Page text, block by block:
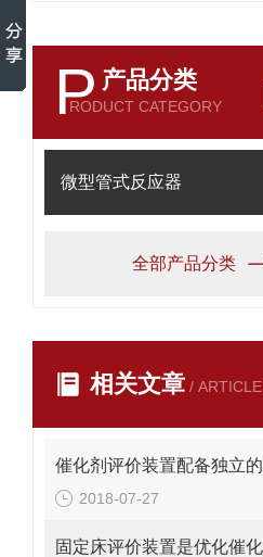
P 产品分类
RODUCT CATEGORY
微型管式反应器
全部产品分类
相关文章 / ARTICLE
2018-07-27